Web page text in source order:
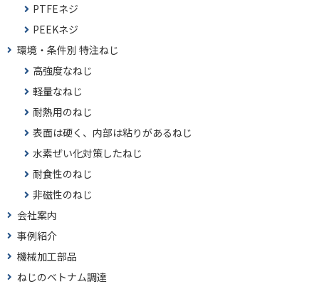
PTFEネジ
PEEKネジ
環境・条件別 特注ねじ
高強度なねじ
軽量なねじ
耐熱用のねじ
表面は硬く、内部は粘りがあるねじ
水素ぜい化対策したねじ
耐食性のねじ
非磁性のねじ
会社案内
事例紹介
機械加工部品
ねじのベトナム調達